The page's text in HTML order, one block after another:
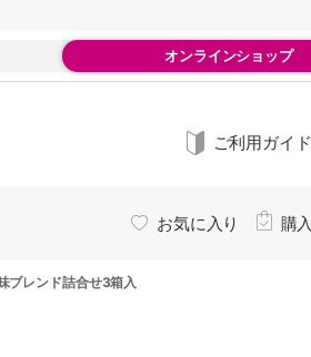
オンラインショップ
ご利用ガイド
お気に入り 購
ブレンド詰合せ3箱入